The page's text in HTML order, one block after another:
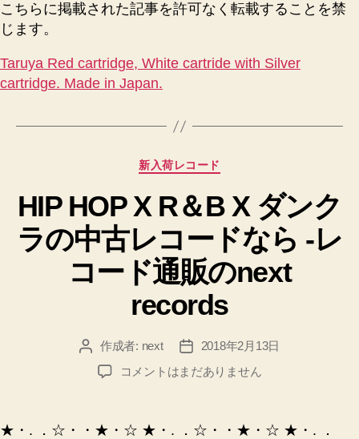
こちらに掲載された記事を許可なく転載することを禁
じます。
Taruya Red cartridge, White cartride with Silver
cartridge. Made in Japan.
カ
ゴ
リ
ー
新入荷レコード
HIP HOP X R＆B X ダンク
ラの中古レコードなら -レ
コード通販のnext
records
投 作成者: next
投
稿
日
2018年2月13日
HIP
コメントはまだありません
★・. ．☆・・★・☆ ★・. ．☆・・★・☆ ★・. ．